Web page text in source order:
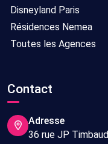
Disneyland Paris
Résidences Nemea
Toutes les Agences
Contact
Adresse
36 rue JP Timbaud